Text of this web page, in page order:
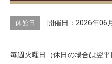
休館日 開催日：2026年06
毎週火曜日（休日の場合は翌